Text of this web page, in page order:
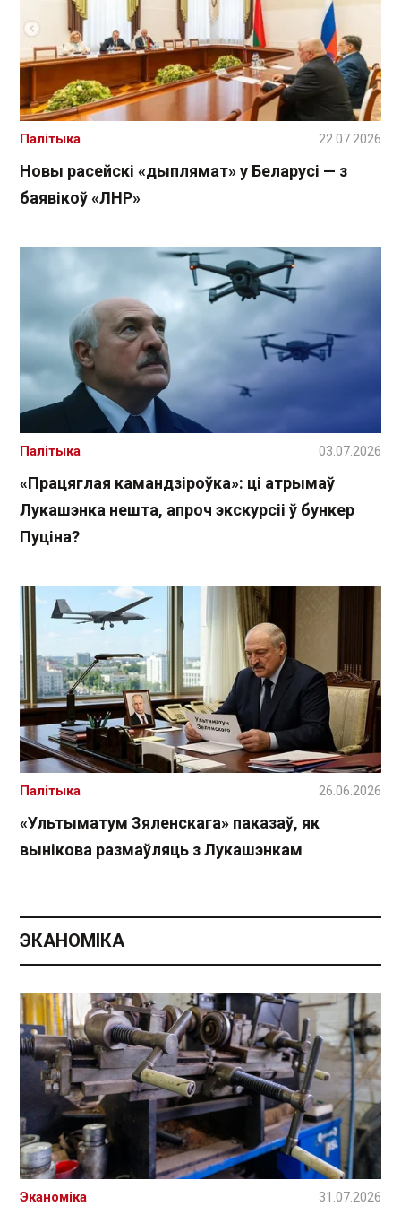
Новы расейскі «дыплямат» у Беларусі — з
баявікоў «ЛНР»
Палітыка 22.07.2026
«Працяглая камандзіроўка»: ці атрымаў
Лукашэнка нешта, апроч экскурсіі ў бункер
Пуціна?
Палітыка 03.07.2026
«Ультыматум Зяленскага» паказаў, як
вынікова размаўляць з Лукашэнкам
Палітыка 26.06.2026
ЭКАНОМІКА
Эканоміка 31.07.2026